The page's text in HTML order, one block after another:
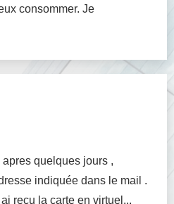
consommer. Je
quelques jours ,
indiquée dans le mail .
recu la carte en virtuel...